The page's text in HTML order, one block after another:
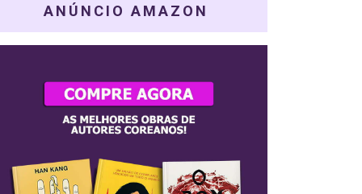
ANÚNCIO AMAZON